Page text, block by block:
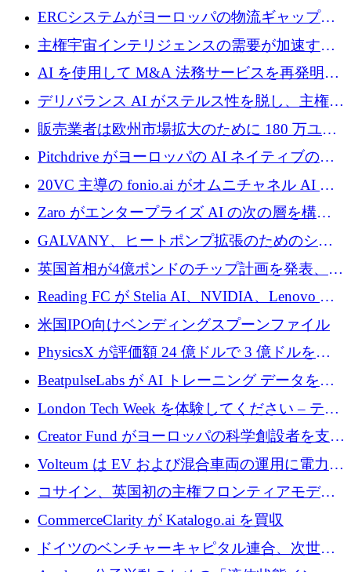
Aavuus が、スペースデブリ追跡に取り組むプ
レシード資金を獲得
ERCシステムがヨーロッパの物流ギャップを
埋めるために設計された重量物運搬用eVTOL
であるVictorを発表
主権宇宙インテリジェンスの需要が加速する
中、ICEYEは評価額100億ユーロ以上で4億
AI を使用して M&A 法務サービスを再発明す
るために 110 万ユーロを適切に確保
デリバランス AI がステルス性を脱し、主権の
あるエンタープライズ AI を強化
販売業者は欧州市場拡大のために 180 万ユー
ロを確保
Pitchdrive がヨーロッパの AI ネイティブの創
業者を支援するために 6,000 万ユーロを調達
20VC 主導の fonio.ai がオムニチャネル AI プ
ラットフォームのために 1,700 万ドルを調達
Zaro がエンタープライズ AI の次の層を構築
するために 510 万ドルを獲得
GALVANY、ヒートポンプ拡張のためのシー
ドラウンドで1,000万ユーロを確保
英国首相が4億ポンドのチップ計画を発表、英
国の新興企業は「ここで拡大」し「ここに留
まる」
Reading FC が Stelia AI、NVIDIA、Lenovo と
協力して AI Center of Excellence を立ち上げ
米国IPO向けベンディングスプーンファイル
PhysicsX が評価額 24 億ドルで 3 億ドルを調
達
BeatpulseLabs が AI トレーニング データを拡
張するために 180 万ドルのプレシードを調達
London Tech Week を体験してください – テク
ノロジーがヨーロッパのイノベーションの未
来を形作る場所
Creator Fund がヨーロッパの科学創設者を支援
するために 5,600 万ドルを調達
Volteum は EV および混合車両の運用に電力を
供給するために 250 万ユーロを寄付
コサイン、英国初の主権フロンティアモデル
で業界の支援を確保
CommerceClarity が Katalogo.ai を買収
ドイツのベンチャーキャピタル連合、次世代
スタートアップの成長に向けて機関投資家へ